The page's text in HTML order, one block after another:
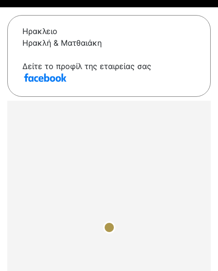
Ηρακλειο
Ηρακλή & Ματθαιάκη
Δείτε το προφίλ της εταιρείας σας